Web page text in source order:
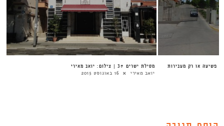
מסילת ישרים 3# | צילום: יואב מאירי
יואב מאירי 16 באוגוסט 2015
פשיעה או רק מעבירות